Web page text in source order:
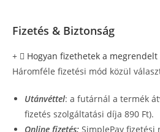
Fizetés & Biztonság
Hogyan fizethetek a
Háromféle fizetési mód közül
Utánvéttel: a futárnál a termék
fizetés szolgáltatási díja 890 Ft).
Online fizetés: SimplePay fizetési